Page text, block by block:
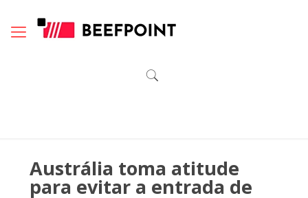
Austrália toma atitude
para evitar a entrada de